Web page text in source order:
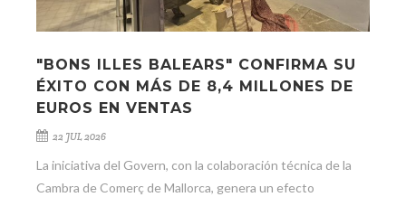
"BONS ILLES BALEARS" CONFIRMA SU
ÉXITO CON MÁS DE 8,4 MILLONES DE
EUROS EN VENTAS
22 JUL 2026
La iniciativa del Govern, con la colaboración técnica de la
Cambra de Comerç de Mallorca, genera un efecto